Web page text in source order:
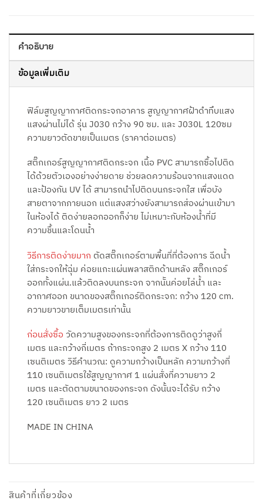
คำอธิบาย
ข้อมูลเพิ่มเติม
ฟิล์มสูญญากาศติดกระจกอาคาร สูญญากาศฝ้าดำทึบแสง
แสงผ่านไม่ได้ รุ่น J030 กว้าง 90 ซม. และ J030L 120ซม
ความยาวตัดขายเป็นเมตร (ราคาต่อเมตร)
สติ๊กเกอร์สูญญากาศติดกระจก เนื้อ PVC สามารถซื้อไปติด
ได้ด้วยตัวเองอย่างง่ายดาย ช่วยลดความร้อนจากแสงแดด
และป้องกัน UV ได้ สามารถนำไปติดบนกระจกใส เพื่อบัง
สายตาจากภายนอก แต่แสงสว่างยังสามารถส่องผ่านเข้ามา
ในห้องได้ ติดง่ายลอกออกก็ง่าย ไม่เหมาะกับห้องน้ำที่มี
ความชื้นและโดนน้ำ
วิธีการติดง่ายมาก ตัดสติ๊กเกอร์ตามพื้นที่ที่ต้องการ ฉีดน้ำ
ใส่กระจกให้ฉุ่ม ค่อยแกะแผ่นพลาสติกด้านหลัง สติ๊กเกอร์
ออกทั้งแผ่น.แล้วติดลงบนกระจก จากนัันค่อยไล่น้ำ และ
อากาศออก ขนาดของสติ๊กเกอร์ติดกระจก: กว้าง 120 cm.
ความยาวขายเต็มเมตรเท่านั้น
ก่อนสั่งซื้อ วัดความสูงของกระจกที่ต้องการติดดูว่าสูงกี่
เมตร และกว้างกี่เมตร ถ้ากระจกสูง 2 เมตร X กว้าง 110
เซนติเมตร วิธีคำนวณ: ดูความกว้างเป็นหลัก ความกว้างที่
110 เซนติเมตรใช้สูญญากาศ 1 แผ่นสั่งที่ความยาว 2
เมตร และตัดตามขนาดของกระจก ดังนั้นจะได้รับ กว้าง
120 เซนติเมตร ยาว 2 เมตร
MADE IN CHINA
สินค้าที่เกี่ยวข้อง